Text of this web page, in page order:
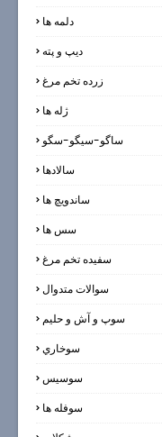
دلمه ها
ديپ و پته
زرده تخم مرغ
ژله ها
ساگو-سیگو-سگو
سالادها
ساندویچ ها
سس ها
سفيده تخم مرغ
سوالات متدوال
سوپ و آش و حليم
سوخاري
سوسيس
سوفله ها